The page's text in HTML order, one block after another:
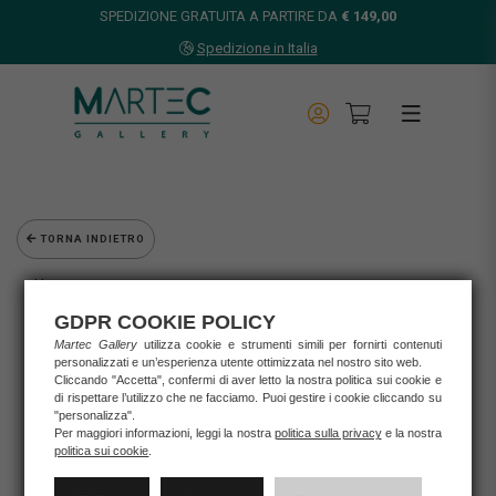
SPEDIZIONE GRATUITA A PARTIRE DA € 149,00
Spedizione in Italia
TORNA INDIETRO
Home
Grafica d'autore
Musante Francesco
Francesco Musante - Serigrafia "Ho visto l'albero dei cuori
maturi crescere nella tazzina del caffè mentre..."
GDPR COOKIE POLICY
Martec Gallery utilizza cookie e strumenti simili per fornirti contenuti
personalizzati e un’esperienza utente ottimizzata nel nostro sito web.
Cliccando "Accetta", confermi di aver letto la nostra politica sui cookie e
di rispettare l’utilizzo che ne facciamo. Puoi gestire i cookie cliccando su
"personalizza".
Per maggiori informazioni, leggi la nostra politica sulla privacye la nostra
politica sui cookie